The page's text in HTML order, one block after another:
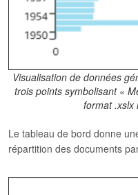
Visualisation de données
trois points symbolisant «
format .xslx
Le tableau de bord donne
répartition des documents